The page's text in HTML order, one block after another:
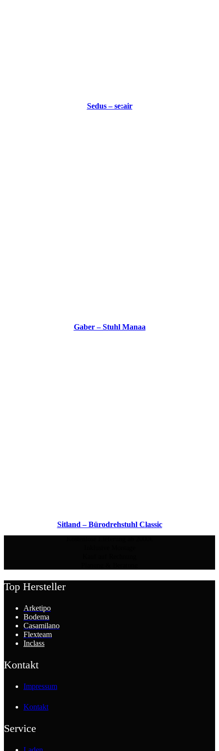
Sedus – se:air
Gaber – Stuhl Manaa
Sitland – Bürodrehstuhl Classic
Top Hersteller
Arketipo
Bodema
Casamilano
Flexteam
Inclass
Kontakt
Impressum
Kontakt
Service